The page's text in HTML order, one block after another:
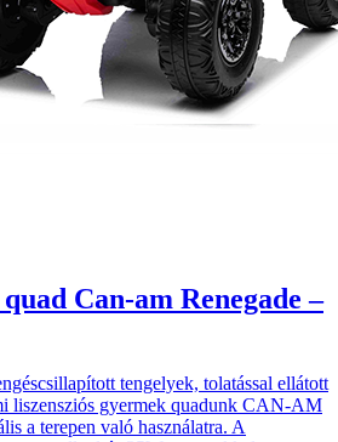
Can-am Renegade –
tengelyek, tolatással ellátott
liszensziós gyermek quadunk CAN-AM
a terepen való használatra. A